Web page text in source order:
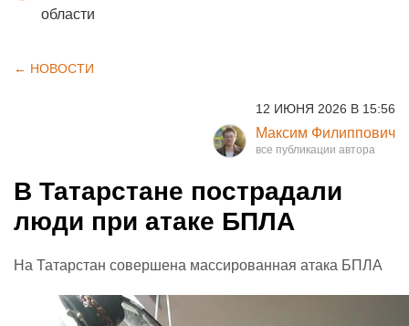
области
← НОВОСТИ
12 ИЮНЯ 2026 В 15:56
Максим Филиппович
В Татарстане пострадали
люди при атаке БПЛА
На Татарстан совершена массированная атака БПЛА